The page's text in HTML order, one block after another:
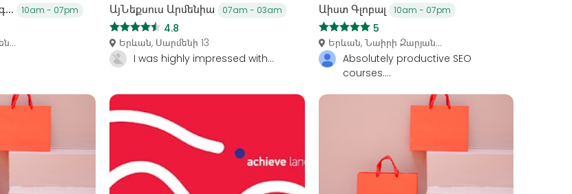
10am - 07pm ԱյՆեքսուս Արմենիա 07am - 03am
4.8
Երևան, Սարմենի 13
I was highly impressed with...
Աիստ Գլոբալ 10am - 07pm
5
Երևան, Նաիրի Զարյան...
Absolutely productive SEO
courses....